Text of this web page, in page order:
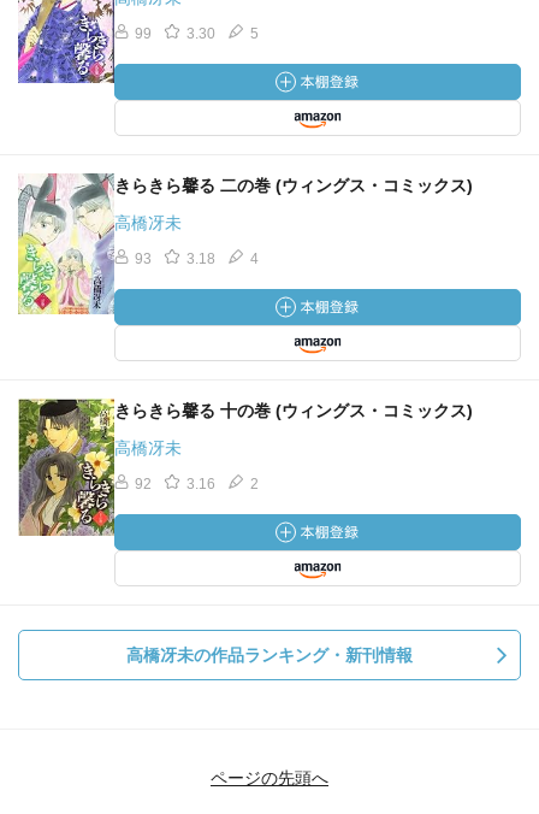
99 3.30 5
きらきら馨る 二の巻 (ウィングス・コミックス)
高橋冴未
93 3.18 4
きらきら馨る 十の巻 (ウィングス・コミックス)
高橋冴未
92 3.16 2
高橋冴未の作品ランキング・新刊情報
ページの先頭へ